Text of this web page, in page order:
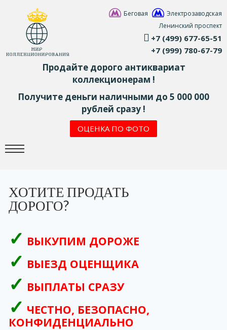
Беговая
Электрозаводская
Ленинский проспект
+7 (499) 677-65-51
+7 (999) 780-67-79
Продайте дорого антиквариат
коллекционерам !
Получите деньги наличными до 5 000 000
рублей сразу !
ОЦЕНКА ПО ФОТО
ХОТИТЕ ПРОДАТЬ
ДОРОГО?
ВЫКУПИМ ДОРОЖЕ
ВЫЕЗД ОЦЕНЩИКА
ВЫПЛАТЫ СРАЗУ
ЧЕСТНО, БЕЗОПАСНО,
КОНФИДЕНЦИАЛЬНО